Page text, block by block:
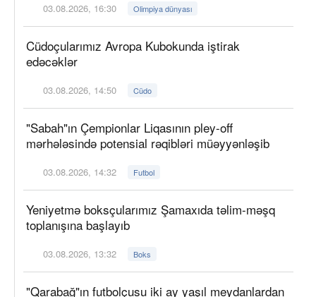
03.08.2026, 16:30 Olimpiya dünyası
Cüdoçularımız Avropa Kubokunda iştirak
edəcəklər
03.08.2026, 14:50 Cüdo
"Sabah"ın Çempionlar Liqasının pley-off
mərhələsində potensial rəqibləri müəyyənləşib
03.08.2026, 14:32 Futbol
Yeniyetmə boksçularımız Şamaxıda təlim-məşq
toplanışına başlayıb
03.08.2026, 13:32 Boks
"Qarabağ"ın futbolçusu iki ay yaşıl meydanlardan